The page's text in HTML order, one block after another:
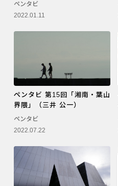
ペンタビ
2022.01.11
ペンタビ 第15回「湘南・葉山
界隈」（三井 公一）
ペンタビ
2022.07.22